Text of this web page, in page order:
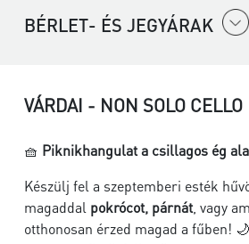
BÉRLET- ÉS JEGYÁRAK
VÁRDAI - NON SOLO CELLO
🧺 Piknikhangulat a csillagos ég
Készülj fel a szeptemberi esték
magaddal pokrócot, párnát , vagy
otthonosan érzed magad a fűben! 🌙